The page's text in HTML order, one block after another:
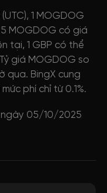
1 MOGDOG
MOGDOG có giá
tại, 1 GBP có thể
giá MOGDOG so
qua. BingX cung
phí chỉ từ 0.1%.
ngày 05/10/2025